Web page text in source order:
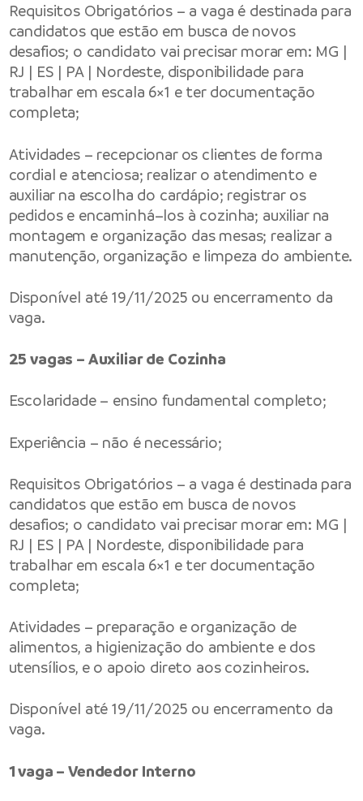
Requisitos Obrigatórios – a vaga é destinada para
candidatos que estão em busca de novos
desafios; o candidato vai precisar morar em: MG |
RJ | ES | PA | Nordeste, disponibilidade para
trabalhar em escala 6×1 e ter documentação
completa;
Atividades – recepcionar os clientes de forma
cordial e atenciosa; realizar o atendimento e
auxiliar na escolha do cardápio; registrar os
pedidos e encaminhá–los à cozinha; auxiliar na
montagem e organização das mesas; realizar a
manutenção, organização e limpeza do ambiente.
Disponível até 19/11/2025 ou encerramento da
vaga.
25 vagas – Auxiliar de Cozinha
Escolaridade – ensino fundamental completo;
Experiência – não é necessário;
Requisitos Obrigatórios – a vaga é destinada para
candidatos que estão em busca de novos
desafios; o candidato vai precisar morar em: MG |
RJ | ES | PA | Nordeste, disponibilidade para
trabalhar em escala 6×1 e ter documentação
completa;
Atividades – preparação e organização de
alimentos, a higienização do ambiente e dos
utensílios, e o apoio direto aos cozinheiros.
Disponível até 19/11/2025 ou encerramento da
vaga.
1 vaga – Vendedor Interno